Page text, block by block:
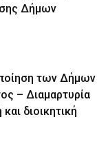
Δήμων
των Δήμων
– Διαμαρτυρία
διοικητική